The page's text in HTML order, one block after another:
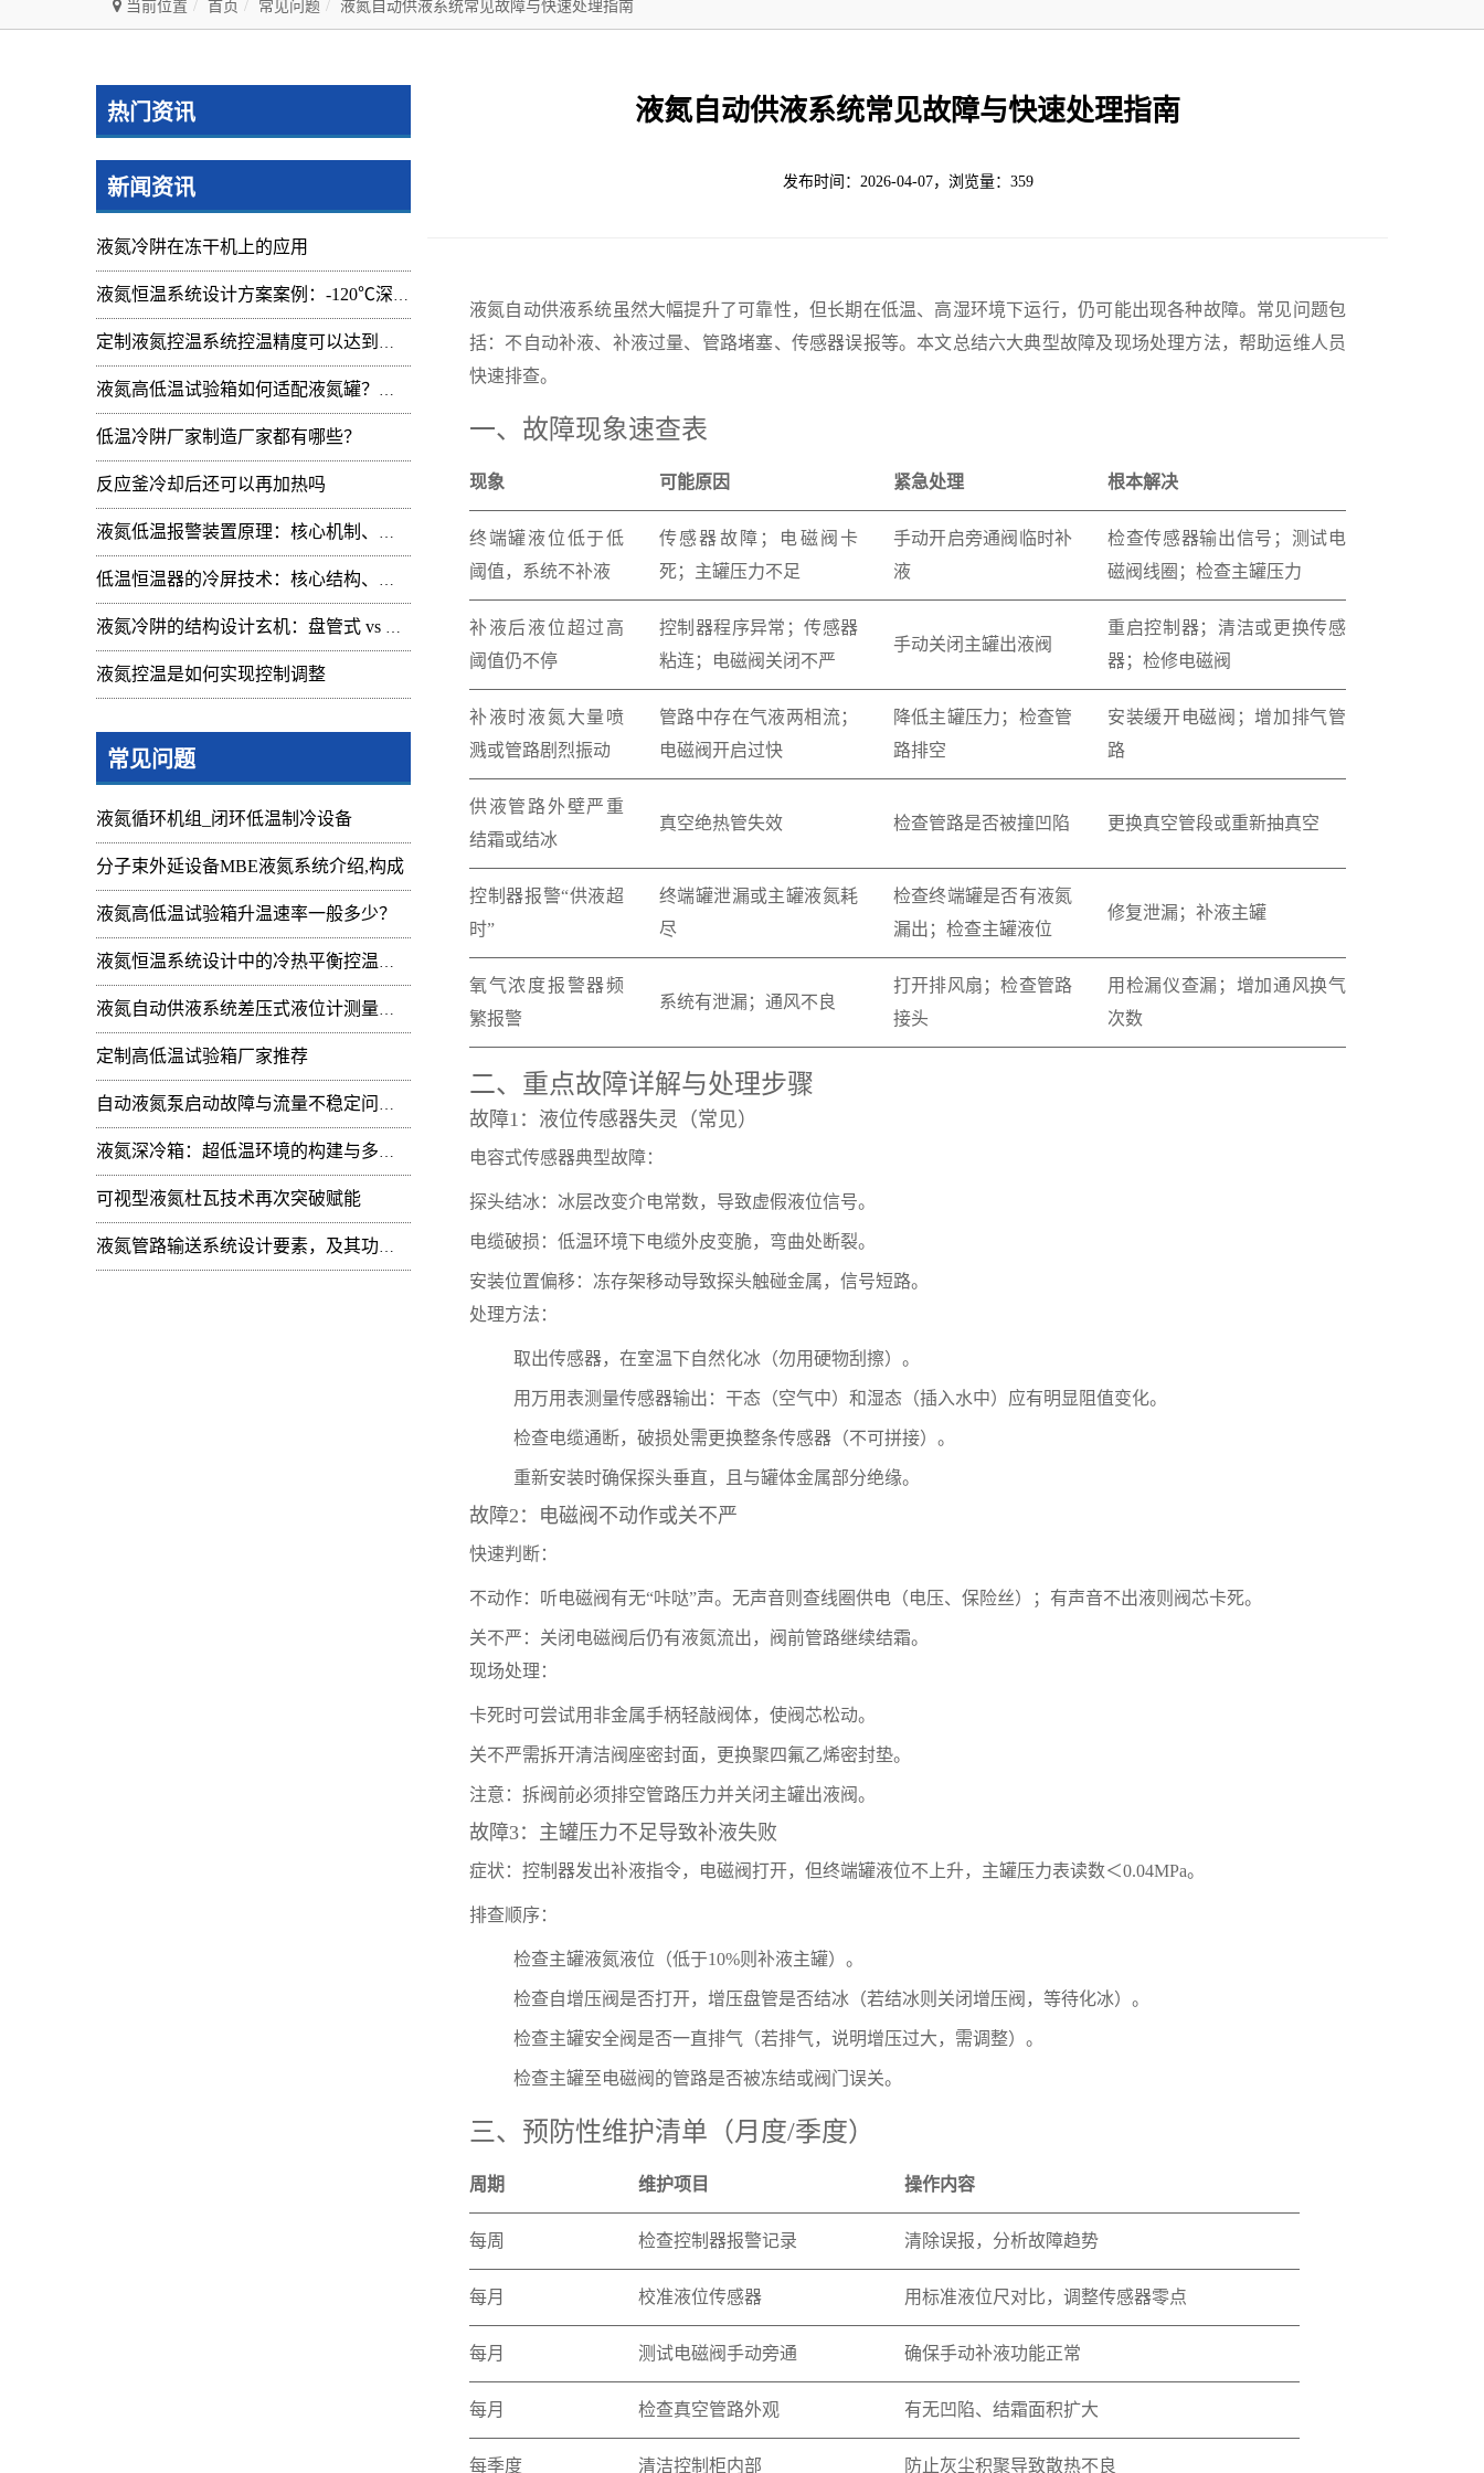
当前位置 首页 常见问题 液氮自动供液系统常见故障与快速处理指南
热门资讯
新闻资讯
液氮冷阱在冻干机上的应用
液氮恒温系统设计方案案例：-120℃深冷控温装置实操记录
定制液氮控温系统控温精度可以达到的范围及应用
液氮高低温试验箱如何适配液氮罐？核心要点与实操指南
低温冷阱厂家制造厂家都有哪些？
反应釜冷却后还可以再加热吗
液氮低温报警装置原理：核心机制、组成与应用解析
低温恒温器的冷屏技术：核心结构、功能与设计解析
液氮冷阱的结构设计玄机：盘管式 vs 腔体式，哪种捕集效率更高
液氮控温是如何实现控制调整
常见问题
液氮循环机组_闭环低温制冷设备
分子束外延设备MBE液氮系统介绍,构成
液氮高低温试验箱升温速率一般多少？
液氮恒温系统设计中的冷热平衡控温难点
液氮自动供液系统差压式液位计测量值周期性
定制高低温试验箱厂家推荐
自动液氮泵启动故障与流量不稳定问题：技术排查
液氮深冷箱：超低温环境的构建与多领域技术赋能
可视型液氮杜瓦技术再次突破赋能
液氮管路输送系统设计要素，及其功能开发
液氮自动供液系统常见故障与快速处理指南
发布时间：2026-04-07，浏览量：359
液氮自动供液系统虽然大幅提升了可靠性，但长期在低温、高湿环境下运行，仍可能出现各种故障。常见问题包
括：不自动补液、补液过量、管路堵塞、传感器误报等。本文总结六大典型故障及现场处理方法，帮助运维人员
快速排查。
一、故障现象速查表
现象 可能原因 紧急处理 根本解决
终端罐液位低于低
阈值，系统不补液
传感器故障；电磁阀卡
死；主罐压力不足
手动开启旁通阀临时补
液
检查传感器输出信号；测试电
磁阀线圈；检查主罐压力
补液后液位超过高
阈值仍不停
控制器程序异常；传感器
粘连；电磁阀关闭不严
手动关闭主罐出液阀
重启控制器；清洁或更换传感
器；检修电磁阀
补液时液氮大量喷
溅或管路剧烈振动
管路中存在气液两相流；
电磁阀开启过快
降低主罐压力；检查管
路排空
安装缓开电磁阀；增加排气管
路
供液管路外壁严重
结霜或结冰
真空绝热管失效 检查管路是否被撞凹陷 更换真空管段或重新抽真空
控制器报警“供液超
时”
终端罐泄漏或主罐液氮耗
尽
检查终端罐是否有液氮
漏出；检查主罐液位
修复泄漏；补液主罐
氧气浓度报警器频
繁报警
系统有泄漏；通风不良
打开排风扇；检查管路
接头
用检漏仪查漏；增加通风换气
次数
二、重点故障详解与处理步骤
故障1：液位传感器失灵（常见）
电容式传感器典型故障：
探头结冰：冰层改变介电常数，导致虚假液位信号。
电缆破损：低温环境下电缆外皮变脆，弯曲处断裂。
安装位置偏移：冻存架移动导致探头触碰金属，信号短路。
处理方法：
取出传感器，在室温下自然化冰（勿用硬物刮擦）。
用万用表测量传感器输出：干态（空气中）和湿态（插入水中）应有明显阻值变化。
检查电缆通断，破损处需更换整条传感器（不可拼接）。
重新安装时确保探头垂直，且与罐体金属部分绝缘。
故障2：电磁阀不动作或关不严
快速判断：
不动作：听电磁阀有无“咔哒”声。无声音则查线圈供电（电压、保险丝）；有声音不出液则阀芯卡死。
关不严：关闭电磁阀后仍有液氮流出，阀前管路继续结霜。
现场处理：
卡死时可尝试用非金属手柄轻敲阀体，使阀芯松动。
关不严需拆开清洁阀座密封面，更换聚四氟乙烯密封垫。
注意：拆阀前必须排空管路压力并关闭主罐出液阀。
故障3：主罐压力不足导致补液失败
症状：控制器发出补液指令，电磁阀打开，但终端罐液位不上升，主罐压力表读数＜0.04MPa。
排查顺序：
检查主罐液氮液位（低于10%则补液主罐）。
检查自增压阀是否打开，增压盘管是否结冰（若结冰则关闭增压阀，等待化冰）。
检查主罐安全阀是否一直排气（若排气，说明增压过大，需调整）。
检查主罐至电磁阀的管路是否被冻结或阀门误关。
三、预防性维护清单（月度/季度）
周期 维护项目 操作内容
每周 检查控制器报警记录 清除误报，分析故障趋势
每月 校准液位传感器 用标准液位尺对比，调整传感器零点
每月 测试电磁阀手动旁通 确保手动补液功能正常
每月 检查真空管路外观 有无凹陷、结霜面积扩大
每季度 清洁控制柜内部 防止灰尘积聚导致散热不良